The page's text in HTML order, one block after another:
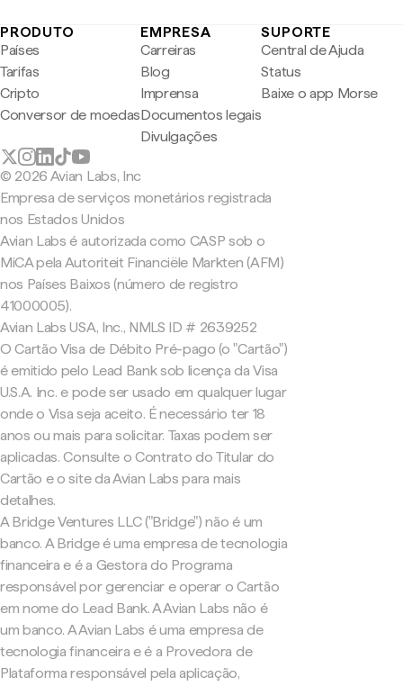
PRODUTO
Países
Tarifas
Cripto
Conversor de moedas
EMPRESA
Carreiras
Blog
Imprensa
Documentos legais
Divulgações
SUPORTE
Central de Ajuda
Status
Baixe o app Morse
© 2026 Avian Labs, Inc
Empresa de serviços monetários registrada
nos Estados Unidos
Avian Labs é autorizada como CASP sob o
MiCA pela Autoriteit Financiële Markten (AFM)
nos Países Baixos (número de registro
41000005).
Avian Labs USA, Inc., NMLS ID # 2639252
O Cartão Visa de Débito Pré-pago (o "Cartão")
é emitido pelo Lead Bank sob licença da Visa
U.S.A. Inc. e pode ser usado em qualquer lugar
onde o Visa seja aceito. É necessário ter 18
anos ou mais para solicitar. Taxas podem ser
aplicadas. Consulte o Contrato do Titular do
Cartão e o site da Avian Labs para mais
detalhes.
A Bridge Ventures LLC ("Bridge") não é um
banco. A Bridge é uma empresa de tecnologia
financeira e é a Gestora do Programa
responsável por gerenciar e operar o Cartão
em nome do Lead Bank. A Avian Labs não é
um banco. A Avian Labs é uma empresa de
tecnologia financeira e é a Provedora de
Plataforma responsável pela aplicação,